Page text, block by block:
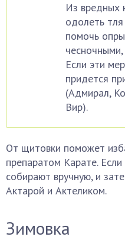
Из вредных
одолеть
помочь
Если эти
придется
(Адмирал,
Вир).
От щитовки поможет
препаратом Карате.
собирают вручную, и
Актарой и Актеликом.
Зимовка